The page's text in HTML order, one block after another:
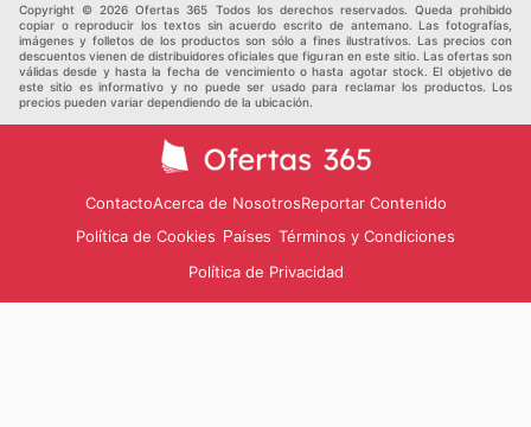
Copyright © 2026 Ofertas 365 Todos los derechos reservados. Queda prohibido
copiar o reproducir los textos sin acuerdo escrito de antemano. Las fotografías,
imágenes y folletos de los productos son sólo a fines ilustrativos. Las precios con
descuentos vienen de distribuidores oficiales que figuran en este sitio. Las ofertas son
válidas desde y hasta la fecha de vencimiento o hasta agotar stock. El objetivo de
este sitio es informativo y no puede ser usado para reclamar los productos. Los
precios pueden variar dependiendo de la ubicación.
ContactoAcerca de NosotrosReportar Contenido
Política de Cookies Países Términos y Condiciones
Política de Privacidad